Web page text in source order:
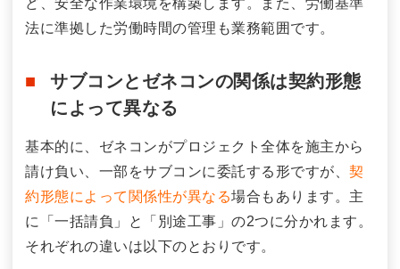
法に準拠した労働時間の管理も業務範囲です。
サブコンとゼネコンの関係は契約形態
によって異なる
基本的に、ゼネコンがプロジェクト全体を施主から
請け負い、一部をサブコンに委託する形ですが、 契
約形態によって関係性が異なる場合もあります。主
に「一括請負」と「別途工事」の2つに分かれます。
それぞれの違いは以下のとおりです。